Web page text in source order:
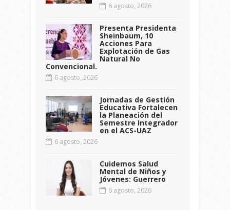
6 agosto, 2026
Presenta Presidenta
Sheinbaum, 10
Acciones Para
Explotación de Gas
Natural No
Convencional.
6 agosto, 2026
Jornadas de Gestión
Educativa Fortalecen
la Planeación del
Semestre Integrador
en el ACS-UAZ
6 agosto, 2026
Cuidemos Salud
Mental de Niños y
Jóvenes: Guerrero
6 agosto, 2026